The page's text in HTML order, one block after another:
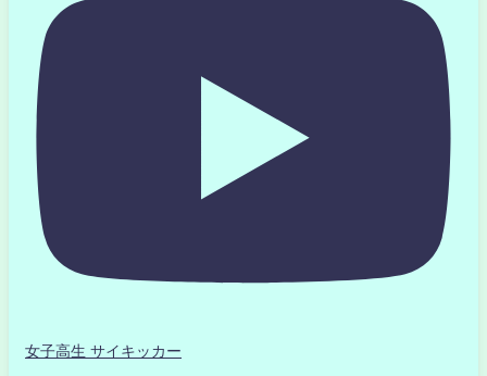
女子高生 サイキッカー